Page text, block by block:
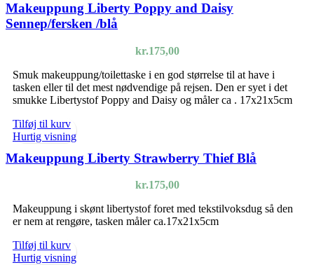
Makeuppung Liberty Poppy and Daisy
Sennep/fersken /blå
kr.175,00
Smuk makeuppung/toilettaske i en god størrelse til at have i
tasken eller til det mest nødvendige på rejsen. Den er syet i det
smukke Libertystof Poppy and Daisy og måler ca . 17x21x5cm
Tilføj til kurv
Hurtig visning
Makeuppung Liberty Strawberry Thief Blå
kr.175,00
Makeuppung i skønt libertystof foret med tekstilvoksdug så den
er nem at rengøre, tasken måler ca.17x21x5cm
Tilføj til kurv
Hurtig visning